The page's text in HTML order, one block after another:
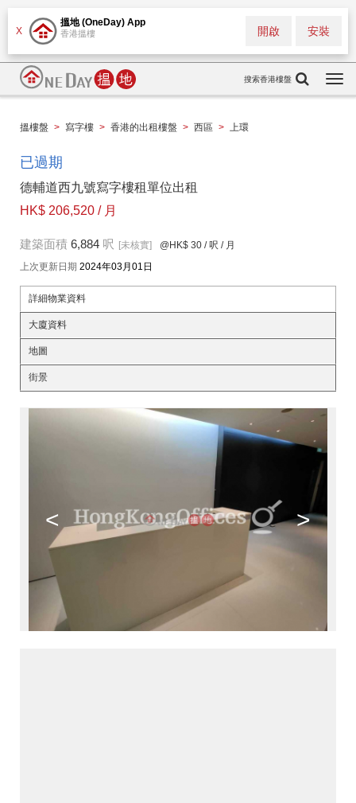
X
搵地 (OneDay) App
香港搵樓 安裝
開啟
搜索香港樓盤
搵樓盤 > 寫字樓 > 香港的出租樓盤 > 西區 > 上環
已過期
德輔道西九號寫字樓租單位出租
HK$ 206,520 / 月
建築面積 6,884 呎 [未核實] @HK$ 30 / 呎 / 月
上次更新日期 2024年03月01日
詳細物業資料
大廈資料
地圖
街景
< >